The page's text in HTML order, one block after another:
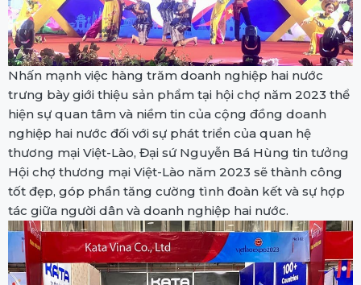
Nhấn mạnh việc hàng trăm doanh nghiệp hai nước
trưng bày giới thiệu sản phẩm tại hội chợ năm 2023 thể
hiện sự quan tâm và niềm tin của cộng đồng doanh
nghiệp hai nước đối với sự phát triển của quan hệ
thương mại Việt-Lào, Đại sứ Nguyễn Bá Hùng tin tưởng
Hội chợ thương mại Việt-Lào năm 2023 sẽ thành công
tốt đẹp, góp phần tăng cường tình đoàn kết và sự hợp
tác giữa người dân và doanh nghiệp hai nước.